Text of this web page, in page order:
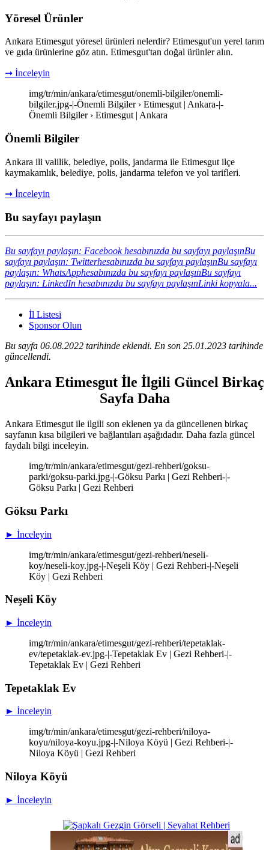
Yöresel Ürünler
Ankara Etimesgut yöresel ürünleri nelerdir? Etimesgut'un yerel tarım
ve gıda ürünlerine göz atın. Etimesgut'tan doğal ürünler alın.
➞ İnceleyin
img/tr/min/ankara/etimesgut/onemli-bilgiler/onemli-
bilgiler.jpg-|-Önemli Bilgiler › Etimesgut | Ankara-|-
Önemli Bilgiler › Etimesgut | Ankara
Önemli Bilgiler
Ankara ili valilik, belediye, polis, jandarma ile Etimesgut ilçe
kaymakamlık, belediye, polis, jandarma telefon ve yol tarifleri.
➞ İnceleyin
Bu sayfayı paylaşın
Bu sayfayı paylaşın: Facebook hesabınızda bu sayfayı paylaşınBu
sayfayı paylaşın: Twitterhesabınızda bu sayfayı paylaşınBu sayfayı
paylaşın: WhatsApphesabınızda bu sayfayı paylaşınBu sayfayı
paylaşın: LinkedIn hesabınızda bu sayfayı paylaşınLinki kopyala...
İl Listesi
Sponsor Olun
Bu sayfa 06.08.2022 tarihinde eklendi. En son 25.01.2023 tarihinde
güncellendi.
Ankara Etimesgut İle İlgili Güncel Birkaç
Sayfa Daha
Ankara Etimesgut ile ilgili son eklenen ya da güncellenen birkaç
sayfanın kısa bilgileri ve bağlantıları aşağıdadır. Daha fazla güncel
faydalı bilgi inceleyin.
img/tr/min/ankara/etimesgut/gezi-rehberi/goksu-
parki/goksu-parki.jpg-|-Göksu Parkı | Gezi Rehberi-|-
Göksu Parkı | Gezi Rehberi
Göksu Parkı
► İnceleyin
img/tr/min/ankara/etimesgut/gezi-rehberi/neseli-
koy/neseli-koy.jpg-|-Neşeli Köy | Gezi Rehberi-|-Neşeli
Köy | Gezi Rehberi
Neşeli Köy
► İnceleyin
img/tr/min/ankara/etimesgut/gezi-rehberi/tepetaklak-
ev/tepetaklak-ev.jpg-|-Tepetaklak Ev | Gezi Rehberi-|-
Tepetaklak Ev | Gezi Rehberi
Tepetaklak Ev
► İnceleyin
img/tr/min/ankara/etimesgut/gezi-rehberi/niloya-
koyu/niloya-koyu.jpg-|-Niloya Köyü | Gezi Rehberi-|-
Niloya Köyü | Gezi Rehberi
Niloya Köyü
► İnceleyin